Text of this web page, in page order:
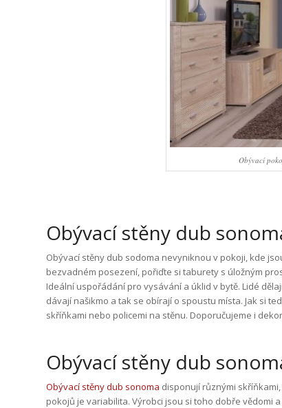
Obývací
Obývací stěny dub
Obývací stěny dub sodoma nevyniknou v pokoji, kde
bezvadném posezení, pořiďte si taburety s úložným
Ideální uspořádání pro vysávání a úklid v bytě. Lidé
dávají našikmo a tak se obírají o spoustu místa. Jak si
skříňkami nebo policemi na stěnu. Doporučujeme i
Obývací stěny dub
Obývací stěny dub sonoma disponují různými
pokojů je variabilita. Výrobci jsou si toho dobře vědomi